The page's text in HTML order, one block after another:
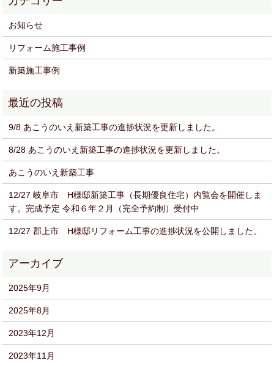
お知らせ
リフォーム施工事例
新築施工事例
9/8 あこうのいえ新築工事の進捗状況を更新しました。
8/28 あこうのいえ新築工事の進捗状況を更新しました。
あこうのいえ新築工事
12/27 岐阜市 H様邸新築工事（長期優良住宅）内覧会を開催しま
す。完成予定 令和６年２月（完全予約制）受付中
12/27 郡上市 H様邸リフォーム工事の進捗状況を公開しました。
2025年9月
2025年8月
2023年12月
2023年11月